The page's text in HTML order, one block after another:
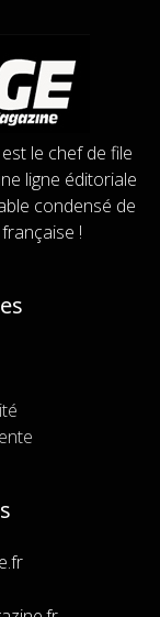
est le chef de file
ligne éditoriale
condensé de
!